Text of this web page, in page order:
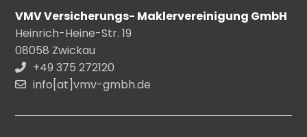
VMV Versicherungs- Maklervereinigung GmbH
Heinrich-Heine-Str. 19
08058 Zwickau
+49 375 272120
info[at]vmv-gmbh.de